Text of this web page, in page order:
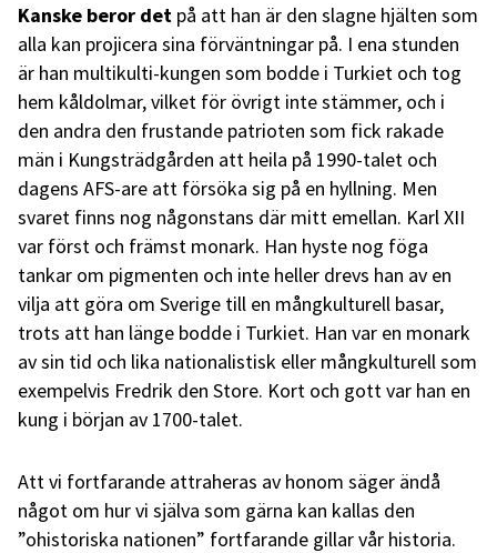
Kanske beror det på att han är den slagne hjälten som
alla kan projicera sina förväntningar på. I ena stunden
är han multikulti-kungen som bodde i Turkiet och tog
hem kåldolmar, vilket för övrigt inte stämmer, och i
den andra den frustande patrioten som fick rakade
män i Kungsträdgården att heila på 1990-talet och
dagens AFS-are att försöka sig på en hyllning. Men
svaret finns nog någonstans där mitt emellan. Karl XII
var först och främst monark. Han hyste nog föga
tankar om pigmenten och inte heller drevs han av en
vilja att göra om Sverige till en mångkulturell basar,
trots att han länge bodde i Turkiet. Han var en monark
av sin tid och lika nationalistisk eller mångkulturell som
exempelvis Fredrik den Store. Kort och gott var han en
kung i början av 1700-talet.
Att vi fortfarande attraheras av honom säger ändå
något om hur vi själva som gärna kan kallas den
”ohistoriska nationen” fortfarande gillar vår historia.